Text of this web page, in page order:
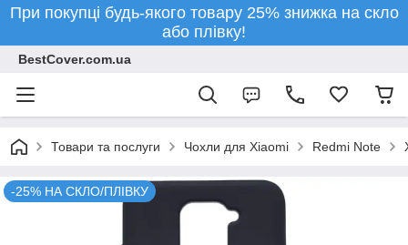
При покупці будь-якого товару 25% знижка на скло
або плівку!
BestCover.com.ua
Товари та послуги Чохли для Xiaomi Redmi Note
-25% НА СКЛО/ПЛІВКУ